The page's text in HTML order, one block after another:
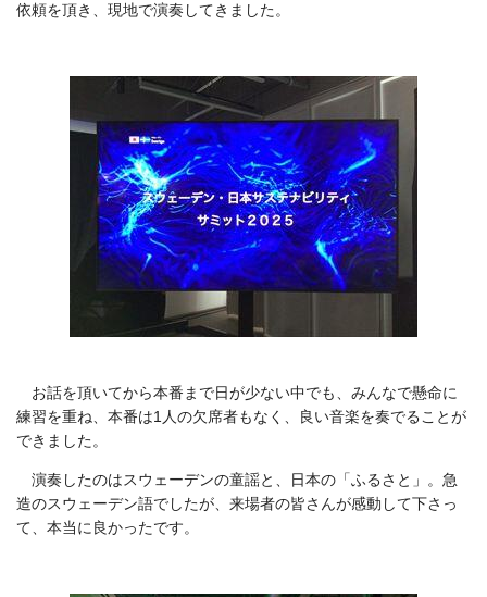
依頼を頂き、現地で演奏してきました。
お話を頂いてから本番まで日が少ない中でも、みんなで懸命に
練習を重ね、本番は1人の欠席者もなく、良い音楽を奏でることが
できました。
演奏したのはスウェーデンの童謡と、日本の「ふるさと」。急
造のスウェーデン語でしたが、来場者の皆さんが感動して下さっ
て、本当に良かったです。